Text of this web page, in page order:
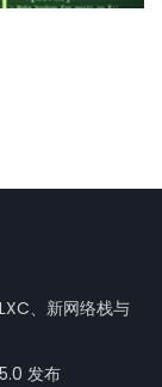
、新网络栈与
发布